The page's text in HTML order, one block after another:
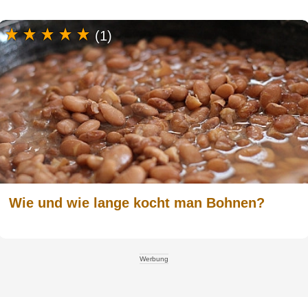
Wie und wie lange kocht man Bohnen?
(1)
Werbung